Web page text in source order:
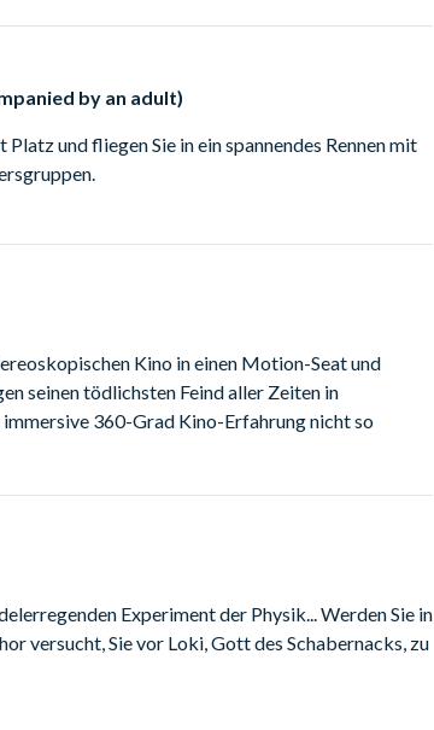
by an adult)
und fliegen Sie in ein spannendes Rennen mit
Kino in einen Motion-Seat und
seinen tödlichsten Feind aller Zeiten in
360-Grad Kino-Erfahrung nicht so
Experiment der Physik... Werden Sie in
versucht, Sie vor Loki, Gott des Schabernacks, zu